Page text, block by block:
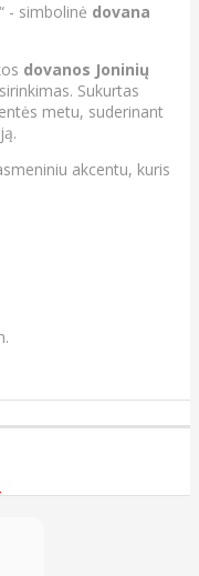
- simbolinė dovana
dovanos Joninių
Sukurtas
metu, suderinant
akcentu, kuris